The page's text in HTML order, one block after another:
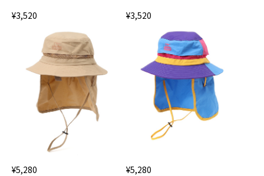
¥3,520 ¥3,520
¥5,280 ¥5,280